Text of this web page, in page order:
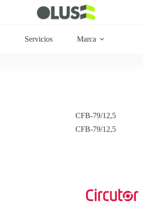
Servicios Marca
CFB-79/12,5
CFB-79/12,5